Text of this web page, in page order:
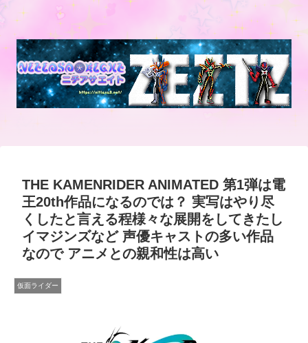
THE KAMENRIDER ANIMATED 第1弾は電
王20th作品になるのでは？ 実写はやり尽
くしたと言える程様々な展開をしてきたし
イマジンズなど 声優キャストの多い作品
なので アニメとの親和性は高い
仮面ライダー